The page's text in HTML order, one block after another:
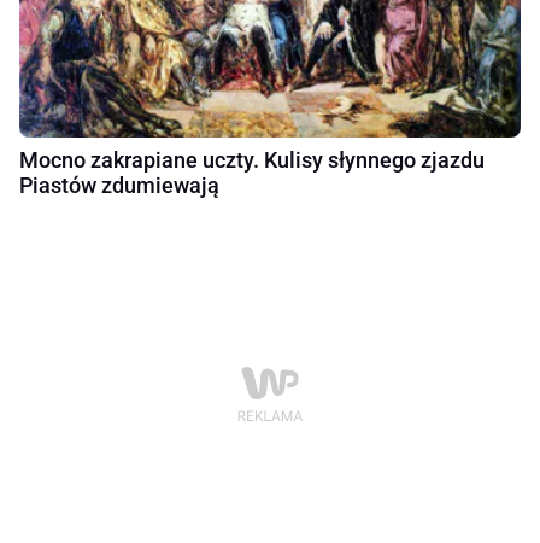
Mocno zakrapiane uczty. Kulisy słynnego zjazdu
Piastów zdumiewają